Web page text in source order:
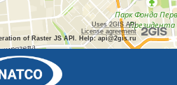
Uses 2GIS API
License agreement
of Raster JS API. Help: api@2gis.ru